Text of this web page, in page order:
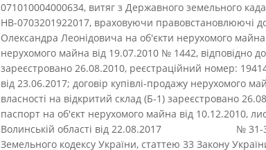
071010004000634, витяг з Державного земельного
НВ-0703201922017, враховуючи правовстановлюючі
Олександра Леонідовича на об'єкти нерухомого майна
нерухомого майна від 19.07.2010 № 1442, відповідно
зареєстровано 26.08.2010, реєстраційний номер:
від 23.06.2017; договір купівлі-продажу нерухомого
власності на відкритий склад (Б-1) зареєстровано
паспорт на об'єкт нерухомого майна від 10.12.2010,
Волинській області від 22.08.2017 № 31-3-0.2-
Земельного кодексу України, статтею 33 Закону